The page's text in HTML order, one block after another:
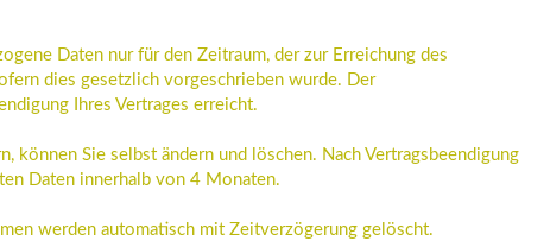
Daten nur für den Zeitraum, der zur Erreichung des
dies gesetzlich vorgeschrieben wurde. Der
Ihres Vertrages erreicht.
können Sie selbst ändern und löschen. Nach Vertragsbeendigung
Daten innerhalb von 4 Monaten.
werden automatisch mit Zeitverzögerung gelöscht.